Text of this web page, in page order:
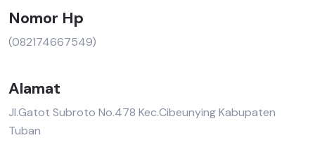
Nomor Hp
(082174667549)
Alamat
Jl.Gatot Subroto No.478 Kec.Cibeunying Kabupaten
Tuban